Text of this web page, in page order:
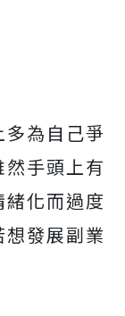
為自己爭
手頭上有
化而過度
發展副業